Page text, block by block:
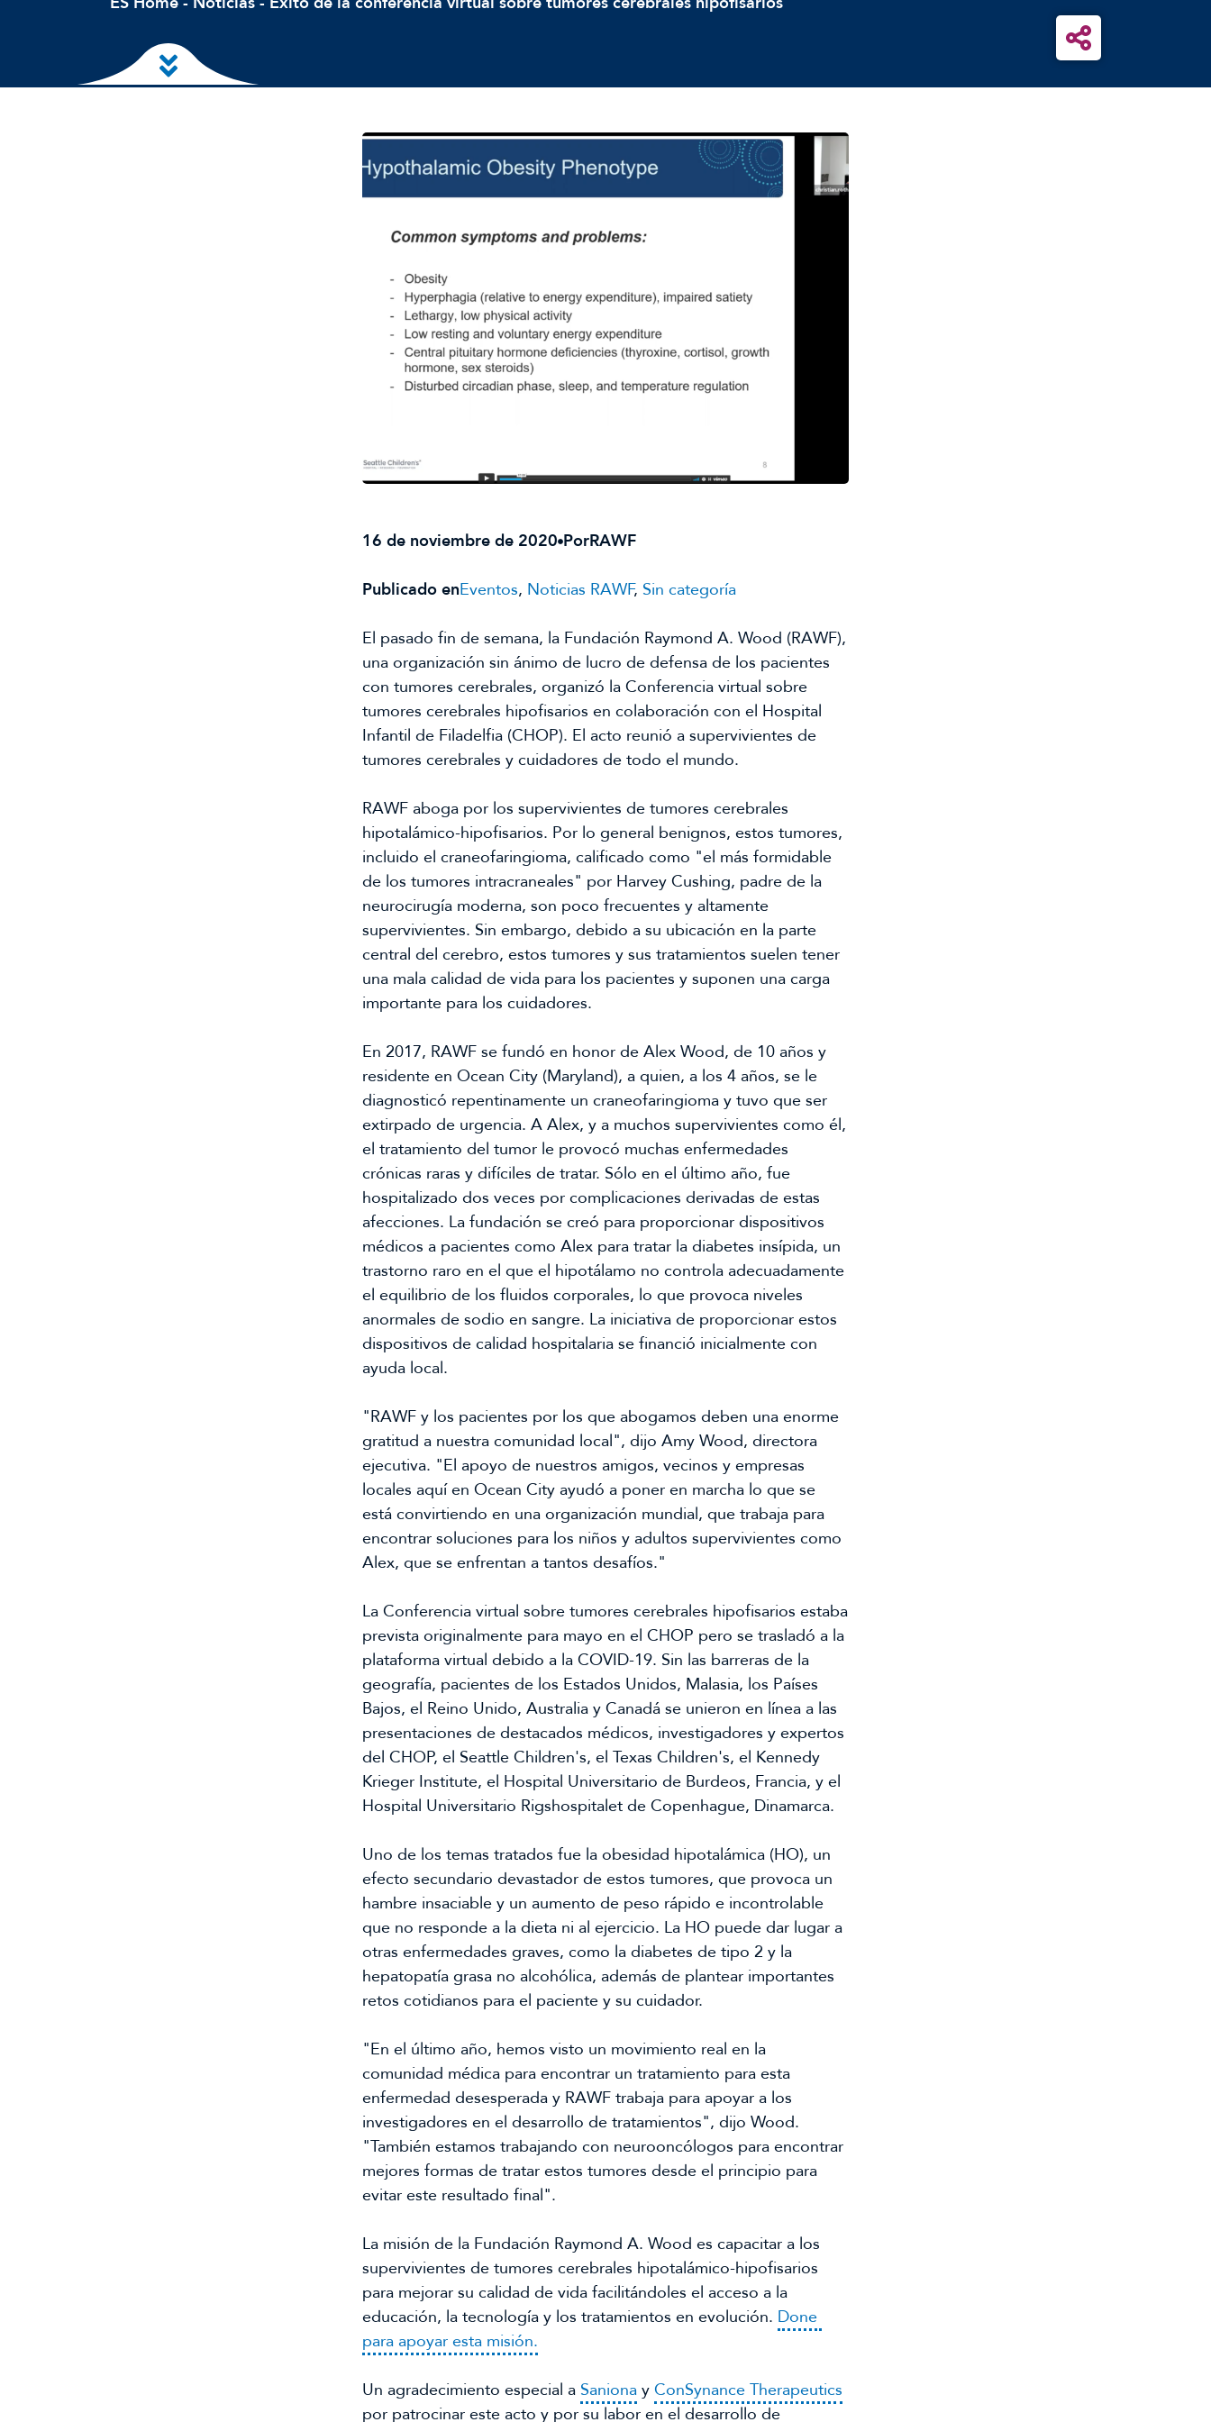
Ir al contenido principal
16 de noviembre de 2020 PorRAWF
Publicado enEventos, Noticias RAWF, Sin categoría
El pasado fin de semana, la Fundación Raymond A. Wood (RAWF),
una organización sin ánimo de lucro de defensa de los pacientes
con tumores cerebrales, organizó la Conferencia virtual sobre
tumores cerebrales hipofisarios en colaboración con el Hospital
Infantil de Filadelfia (CHOP). El acto reunió a supervivientes de
tumores cerebrales y cuidadores de todo el mundo.
RAWF aboga por los supervivientes de tumores cerebrales
hipotalámico-hipofisarios. Por lo general benignos, estos tumores,
incluido el craneofaringioma, calificado como "el más formidable
de los tumores intracraneales" por Harvey Cushing, padre de la
neurocirugía moderna, son poco frecuentes y altamente
supervivientes. Sin embargo, debido a su ubicación en la parte
central del cerebro, estos tumores y sus tratamientos suelen tener
una mala calidad de vida para los pacientes y suponen una carga
importante para los cuidadores.
En 2017, RAWF se fundó en honor de Alex Wood, de 10 años y
residente en Ocean City (Maryland), a quien, a los 4 años, se le
diagnosticó repentinamente un craneofaringioma y tuvo que ser
extirpado de urgencia. A Alex, y a muchos supervivientes como él,
el tratamiento del tumor le provocó muchas enfermedades
crónicas raras y difíciles de tratar. Sólo en el último año, fue
hospitalizado dos veces por complicaciones derivadas de estas
afecciones. La fundación se creó para proporcionar dispositivos
médicos a pacientes como Alex para tratar la diabetes insípida, un
trastorno raro en el que el hipotálamo no controla adecuadamente
el equilibrio de los fluidos corporales, lo que provoca niveles
anormales de sodio en sangre. La iniciativa de proporcionar estos
dispositivos de calidad hospitalaria se financió inicialmente con
ayuda local.
"RAWF y los pacientes por los que abogamos deben una enorme
gratitud a nuestra comunidad local", dijo Amy Wood, directora
ejecutiva. "El apoyo de nuestros amigos, vecinos y empresas
locales aquí en Ocean City ayudó a poner en marcha lo que se
está convirtiendo en una organización mundial, que trabaja para
encontrar soluciones para los niños y adultos supervivientes como
Alex, que se enfrentan a tantos desafíos."
La Conferencia virtual sobre tumores cerebrales hipofisarios estaba
prevista originalmente para mayo en el CHOP pero se trasladó a la
plataforma virtual debido a la COVID-19. Sin las barreras de la
geografía, pacientes de los Estados Unidos, Malasia, los Países
Bajos, el Reino Unido, Australia y Canadá se unieron en línea a las
presentaciones de destacados médicos, investigadores y expertos
del CHOP, el Seattle Children's, el Texas Children's, el Kennedy
Krieger Institute, el Hospital Universitario de Burdeos, Francia, y el
Hospital Universitario Rigshospitalet de Copenhague, Dinamarca.
Uno de los temas tratados fue la obesidad hipotalámica (HO), un
efecto secundario devastador de estos tumores, que provoca un
hambre insaciable y un aumento de peso rápido e incontrolable
que no responde a la dieta ni al ejercicio. La HO puede dar lugar a
otras enfermedades graves, como la diabetes de tipo 2 y la
hepatopatía grasa no alcohólica, además de plantear importantes
retos cotidianos para el paciente y su cuidador.
"En el último año, hemos visto un movimiento real en la
comunidad médica para encontrar un tratamiento para esta
enfermedad desesperada y RAWF trabaja para apoyar a los
investigadores en el desarrollo de tratamientos", dijo Wood.
"También estamos trabajando con neurooncólogos para encontrar
mejores formas de tratar estos tumores desde el principio para
evitar este resultado final".
La misión de la Fundación Raymond A. Wood es capacitar a los
supervivientes de tumores cerebrales hipotalámico-hipofisarios
para mejorar su calidad de vida facilitándoles el acceso a la
educación, la tecnología y los tratamientos en evolución. Done
para apoyar esta misión.
Un agradecimiento especial a Saniona y ConSynance Therapeutics
por patrocinar este acto y por su labor en el desarrollo de